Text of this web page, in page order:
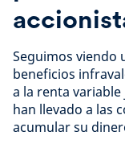
Seguimos viendo
beneficios
a la renta
han llevado a las
acumular su